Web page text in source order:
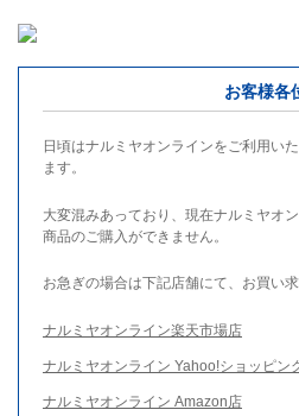
お客様各
日頃はナルミヤオンラインをご利用い
ます。
大変混みあっており、現在ナルミヤオ
商品のご購入ができません。
お急ぎの場合は下記店舗にて、お買い求
ナルミヤオンライン楽天市場店
ナルミヤオンライン Yahoo!ショッピン
ナルミヤオンライン Amazon店